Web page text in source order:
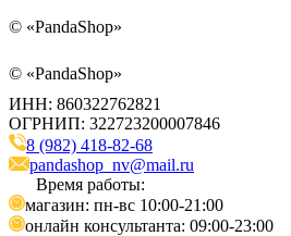
© «PandaShop»
© «PandaShop»
ИНН: 860322762821
ОГРНИП: 322723200007846
8 (982) 418-82-68
pandashop_nv@mail.ru
Время работы:
магазин: пн-вс 10:00-21:00
онлайн консультанта: 09:00-23:00